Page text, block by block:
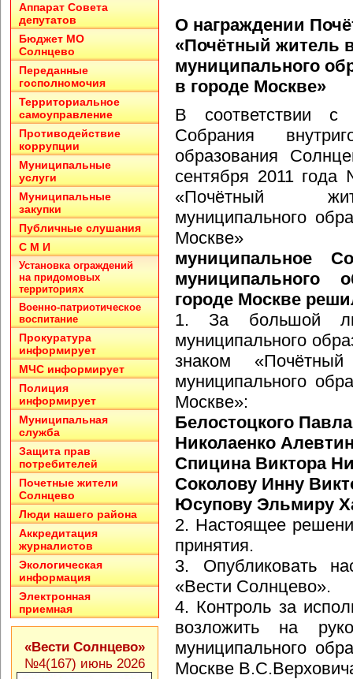
О награждении
«Почётный житель
муниципального
в городе Москве»
В соответствии с
Собрания
образования
сентября 2011
«Почётный
муниципального
Москве»
муниципальное
муниципального
городе Москве
1. За большой
муниципального
знаком «Почётный
муниципального
Москве»:
Белостоцкого
Николаенко
Спицина Виктора
Соколову Инну
Юсупову Эльмиру
2. Настоящее
принятия.
3. Опубликовать
«Вести Солнцево».
4. Контроль за
возложить на
муниципального
Москве
Аппарат Совета
депутатов
Бюджет МО
Солнцево
Переданные
госполномочия
Территориальное
самоуправление
Противодействие
коррупции
Муниципальные
услуги
Муниципальные
закупки
Публичные слушания
С М И
Установка ограждений
на придомовых
территориях
Военно-патриотическое
воспитание
Прокуратура
информирует
МЧС информирует
Полиция
информирует
Муниципальная
служба
Защита прав
потребителей
Почетные жители
Солнцево
Люди нашего района
Аккредитация
журналистов
Экологическая
информация
Электронная
приемная
«Вести Солнцево»
№4(167) июнь 2026